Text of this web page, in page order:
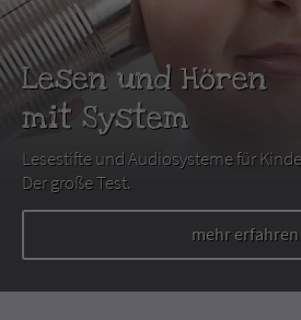
Lesen und Hören
mit System
Lesestifte und Audiosysteme für
Der große Test.
mehr erfahren